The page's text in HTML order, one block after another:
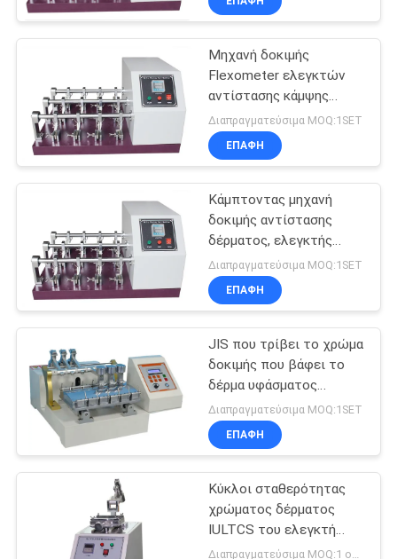
ΖΗΤΉΣΤΕ
ΈΝΑ
ΑΠΌΣΠΑΣΜΑ
SITEMAP
PRIVACY
Εξοπλισμό δοκιμών
καουτσούκ
Περιβάλλοντος
θαλάμου δοκιμής
80
Κινητός
εξοπλισμός
τηλεφωνικής
δοκιμής
88
142
Μηχανή δοκιμής
Flexometer ελεγκτών
αντίστασης κάμψης
δέρματος Bally
Διαπραγματεύσιμα MOQ:1SET
ΕΠΑΦΉ
Κάμπτοντας μηχανή
δοκιμής αντίστασης
δέρματος, ελεγκτής
αντίστασης κάμψης
δέρματος BALLY
Διαπραγματεύσιμα MOQ:1SET
ΕΠΑΦΉ
JIS που τρίβει το χρώμα
δοκιμής που βάφει το
δέρμα υφάσματος
ελεγκτών
σταθερότητας που
τρίβει τον εξοπλισμό
Διαπραγματεύσιμα MOQ:1SET
ΕΠΑΦΉ
Κύκλοι σταθερότητας
χρώματος δέρματος
IULTCS του ελεγκτή
σταθερότητας